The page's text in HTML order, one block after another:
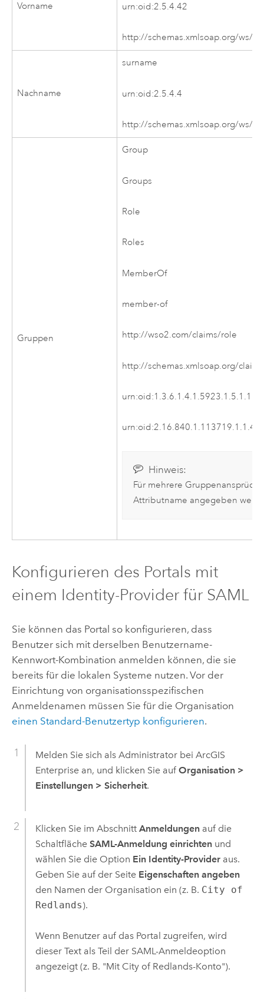
Vorname urn:oid:2.5.4.42
http://schemas.xmlsoap.org/ws/
Nachname
surname
urn:oid:2.5.4.4
http://schemas.xmlsoap.org/ws/
Gruppen
Group
Groups
Role
Roles
MemberOf
member-of
http://wso2.com/claims/role
http://schemas.xmlsoap.org/
urn:oid:1.3.6.1.4.1.5923.1.5.1.1
Hinweis:
Für mehrere
Attributname angegeben
Konfigurieren des Portals mit
einem Identity-Provider für SAML
Sie können das Portal so konfigurieren, dass
Benutzer sich mit derselben Benutzername-
Kennwort-Kombination anmelden können, die sie
bereits für die lokalen Systeme nutzen. Vor der
Einrichtung von organisationsspezifischen
Anmeldenamen müssen Sie für die Organisation
einen Standard-Benutzertyp konfigurieren.
Melden Sie sich als Administrator bei ArcGIS
Enterprisean, und klicken Sie auf Organisation >
Einstellungen > Sicherheit.
Klicken Sie im Abschnitt Anmeldungenauf die
Schaltfläche SAML-Anmeldung einrichtenund
wählen Sie die Option Ein Identity-Provideraus.
Geben Sie auf der Seite Eigenschaften angeben
den Namen der Organisation ein (z. B. City of
Redlands).
Wenn Benutzer auf das Portal zugreifen, wird
dieser Text als Teil der SAML-Anmeldeoption
angezeigt (z. B. "Mit City of Redlands-Konto").